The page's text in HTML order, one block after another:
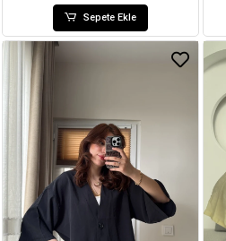
Sepete Ekle